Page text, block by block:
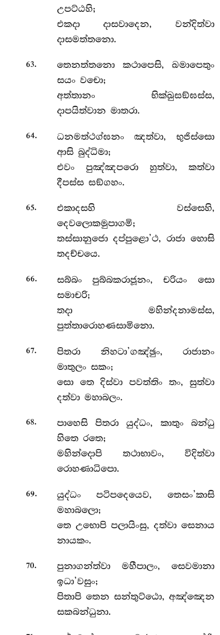
උපට්ඨහි;
එකදා දාසවාදෙන, වන්දිත්වා
දාසමත්තනො.
63.
තෙනත්තනො කථාපෙසි, ඛමාපෙතුං
සයං වචො;
අත්තානං භික්ඛුසඞ්ඝස්ස,
දාපයිත්වාන මාතරා.
64.
ධනමත්ථග්ඝනං ඤත්වා, භුජිස්සො
ආසි බුද්ධිමා;
එවං පුඤ්ඤපරො හුත්වා, කත්වා
දීපස්ස සඞ්ගහං.
65.
එකාදසහි වස්සෙහි,
දෙවලොකමුපාගමි;
තස්සානුජො දප්පුළො’ථ, රාජා හොසි
තදච්චයෙ.
66.
සබ්බං පුබ්බකරාජූනං, චරියං සො
සමාචරි;
තදා මහින්දනාමස්ස,
පුත්තාරොහණසාමිනො.
67. පිතරා නිහටා’ගඤ්ඡුං, රාජානං
මාතුලං සකං;
සො තෙ දිස්වා පවත්තිං තං, සුත්වා
දත්වා මහාබලං.
68.
පාහෙසි පිතරා යුද්ධං, කාතුං බන්ධු
හිතෙ රතෙ;
මහින්දොපි තථාභාවං, විදිත්වා
රොහණාධිපො.
69.
යුද්ධං පටිපදෙයෙව, තෙසං’කාසි
මහාබලො;
තෙ උභොපි පලායිංසු, දත්වා සෙනාය
නායකං.
70.
පුනාගන්ත්වා මහීපාලං, සෙවමානා
ඉධා’වසුං;
පිතාපි තෙන සන්තුට්ඨො, අඤ්ඤෙන
සකබන්ධුනා.